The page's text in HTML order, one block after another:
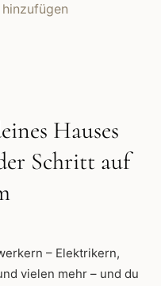
Hauses
Schritt auf
– Elektrikern,
vielen mehr – und du